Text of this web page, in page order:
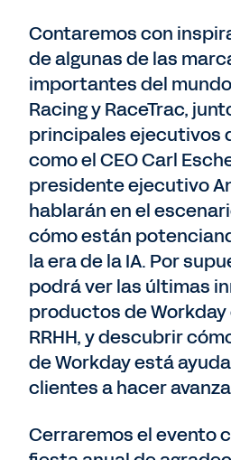
Contaremos con
de algunas de las
importantes del
Racing y RaceTrac,
principales ejecutivos
como el CEO Carl
presidente ejecutivo
hablarán en el
cómo están
la era de la IA. Por
podrá ver las últimas
productos de Workday
RRHH, y descubrir
de Workday está
clientes a hacer
Cerraremos el evento